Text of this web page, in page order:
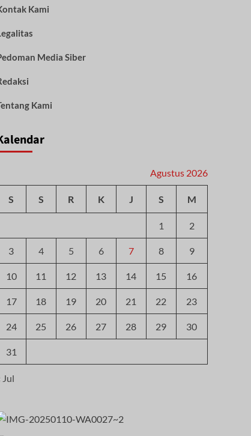
Kami
Media Siber
Kami
Agustus 2026
S S R K J S M
1 2
3 4 5 6 7 8 9
10 11 12 13 14 15 16
17 18 19 20 21 22 23
24 25 26 27 28 29 30
31
Jul